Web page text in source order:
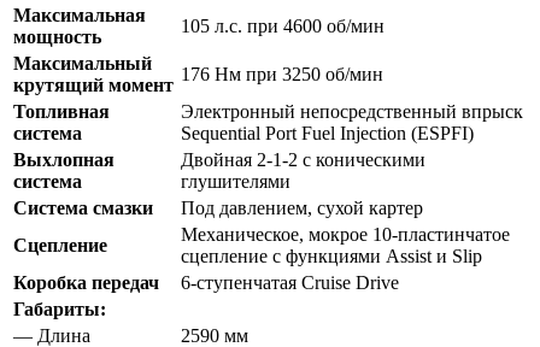
Максимальная
мощность
105 л.с. при 4600 об/мин
Максимальный
крутящий момент
176 Нм при 3250 об/мин
Топливная
система
Электронный непосредственный впрыск
Sequential Port Fuel Injection (ESPFI)
Выхлопная
система
Двойная 2-1-2 с коническими
глушителями
Система смазки
Под давлением, сухой картер
Сцепление
Механическое, мокрое 10-пластинчатое
сцепление с функциями Assist и Slip
Коробка передач
6-ступенчатая Cruise Drive
Габариты:
— Длина
2590 мм